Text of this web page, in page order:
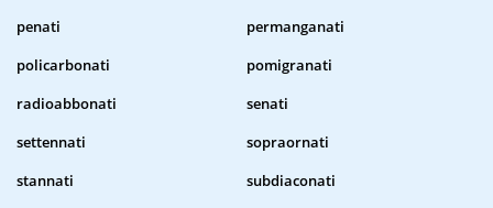
penati
permanganati
policarbonati
pomigranati
radioabbonati
senati
settennati
sopraornati
stannati
subdiaconati